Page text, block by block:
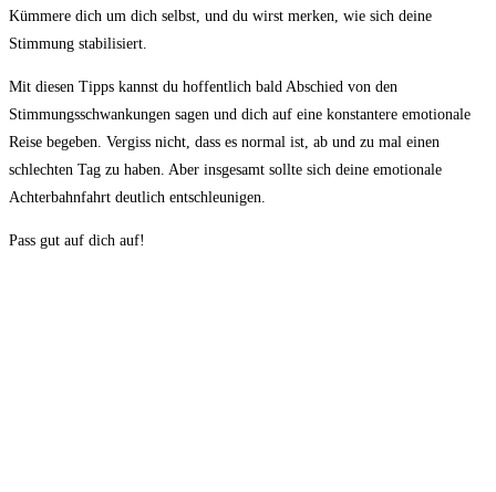
Kümmere dich um dich selbst, ​und du wirst merken, ⁣wie sich deine
Stimmung stabilisiert.
Mit diesen Tipps kannst du hoffentlich bald Abschied von​ den
Stimmungsschwankungen sagen und dich auf⁣ eine ⁢konstantere ‌emotionale⁣
Reise begeben. Vergiss nicht, dass es normal ⁤ist, ab‌ und‍ zu mal einen
schlechten ‍Tag zu haben. ‌Aber insgesamt sollte sich deine emotionale
Achterbahnfahrt deutlich ‌entschleunigen.
Pass ⁣gut auf dich auf!